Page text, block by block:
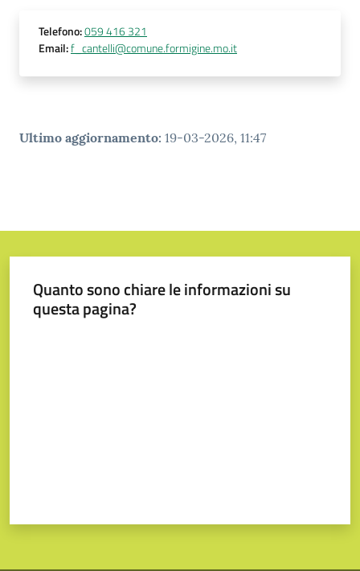
Telefono:059 416 321
Email:f_cantelli@comune.formigine.mo.it
Ultimo aggiornamento: 19-03-2026, 11:47
Quanto sono chiare le informazioni su
questa pagina?